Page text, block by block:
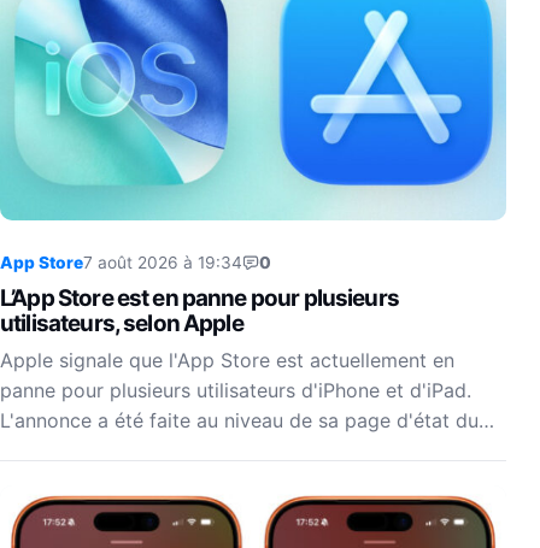
App Store7 août 2026 à 19:34 0
L’App Store est en panne pour plusieurs
utilisateurs, selon Apple
Apple signale que l'App Store est actuellement en
panne pour plusieurs utilisateurs d'iPhone et d'iPad.
L'annonce a été faite au niveau de sa page d'état du…